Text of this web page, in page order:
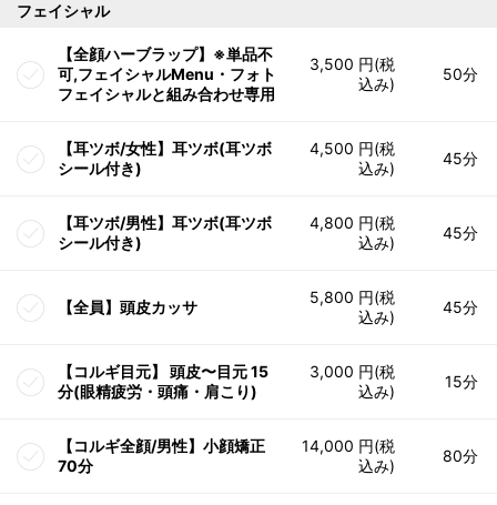
フェイシャル
【全顔ハーブラップ】※単品不
可,フェイシャルMenu・フォト
フェイシャルと組み合わせ専用
3,500 円(税
込み)
50分
【耳ツボ/女性】耳ツボ(耳ツボ
シール付き)
4,500 円(税
込み)
45分
【耳ツボ/男性】耳ツボ(耳ツボ
シール付き)
4,800 円(税
込み)
45分
【全員】頭皮カッサ
5,800 円(税
込み)
45分
【コルギ目元】 頭皮〜目元 15
分(眼精疲労・頭痛・肩こり)
3,000 円(税
込み)
15分
【コルギ全顔/男性】小顔矯正
70分
14,000 円(税
込み)
80分